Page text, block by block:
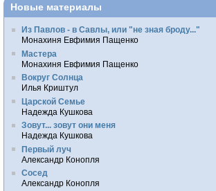
Новые материалы
Из Павлов - в Савлы, или "не зная броду..."
Монахиня Евфимия Пащенко
Мастера
Монахиня Евфимия Пащенко
Вокруг Солнца
Илья Криштул
Царской Семье
Надежда Кушкова
Зовут... зовут они меня
Надежда Кушкова
Первый луч
Александр Конопля
Сосед
Александр Конопля